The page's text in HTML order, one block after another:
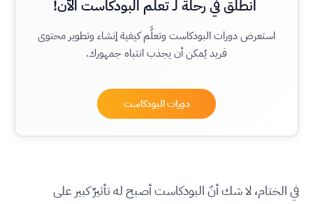
انطلق في رحلة لـ تعلم البودكاست الآن!
استعرض دورات البودكاست وتعلَّم كيفية إنشاء وتطوير محتوى
فريد يُمكن أن يجذب انتباه جمهورك.
دورات البودكاست
في الختام، لا شك أنّ البودكاست أصبح له تأثيرٌ كبير على